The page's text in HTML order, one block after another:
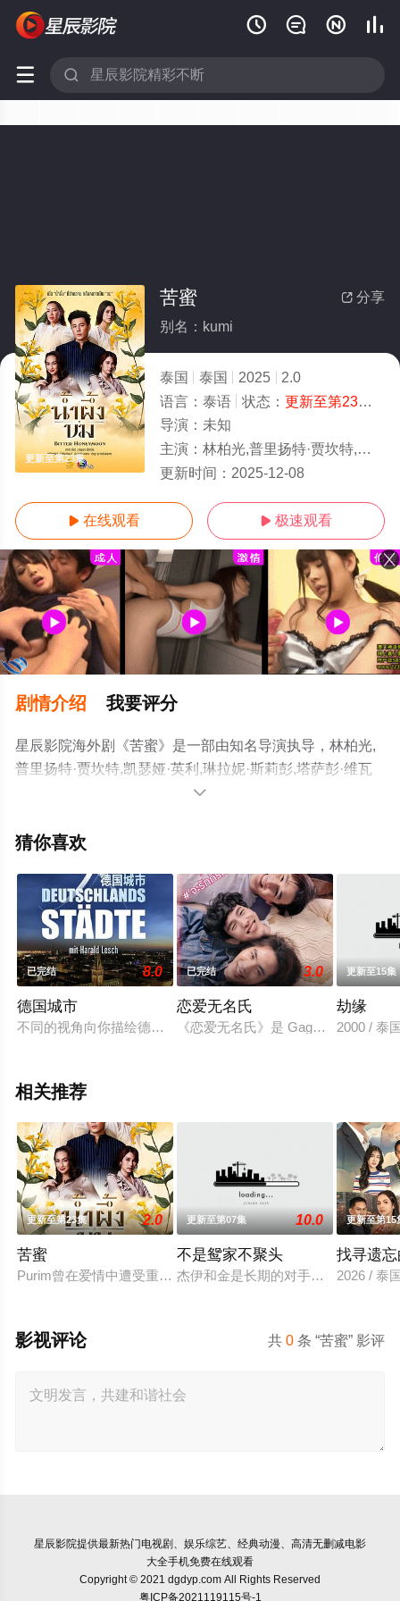
   
 
更新至第23集
 分享
苦蜜
别名：kumi
泰国 泰国 2025
2.0
语言： 泰语 状态： 更新至第23集
导演： 未知
主演： 林柏光,普里扬特·贾坎特,凯瑟娅·英利,琳拉妮·斯莉彭,塔萨彭·维瓦隆,卡莫茶诺·柔莎缇恩,帕辛·利昂武,伍天蓝,查
更新时间： 2025-12-08
 在线观看  极速观看
剧情介绍 我要评分
星辰影院海外剧《苦蜜》是一部由知名导演执导，林柏光,
普里扬特·贾坎特,凯瑟娅·英利,琳拉妮·斯莉彭,塔萨彭·维瓦
隆,卡莫茶诺·柔莎缇恩,帕辛·利昂武,伍天蓝,查拉德·那·宋卡,
功等演员精彩演绎的泰国电视剧，手机免费观看高清未删
费观看，更多剧情信息可移步至豆瓣电视剧、电视猫或剧
情网等平台了解。

猜你喜欢
已完结 8.0
德国城市
不同的视角向你描绘德国城市的演变 aixiaoju
已完结 3.0
恋爱无名氏
《恋爱无名氏》是 GagaOOLala 影
更新至15集
劫缘
2000 / 泰
相关推荐
更新至第23集 2.0
苦蜜
Purim曾在爱情中遭受重创，他的恋人Rose为嫁豪门决绝离去
更新至第07集 10.0
不是鸳家不聚头
杰伊和金是长期的对手和坚持不懈的
更新至第15
找寻遗
2026 / 泰
共0 条 “苦蜜” 影评
影视评论
星辰影院提供最新热门电视剧、娱乐综艺、经典动漫、高清无删减电影
大全手机免费在线观看
Copyright © 2021 dgdyp.com All Rights Reserved
粤ICP备2021119115号-1